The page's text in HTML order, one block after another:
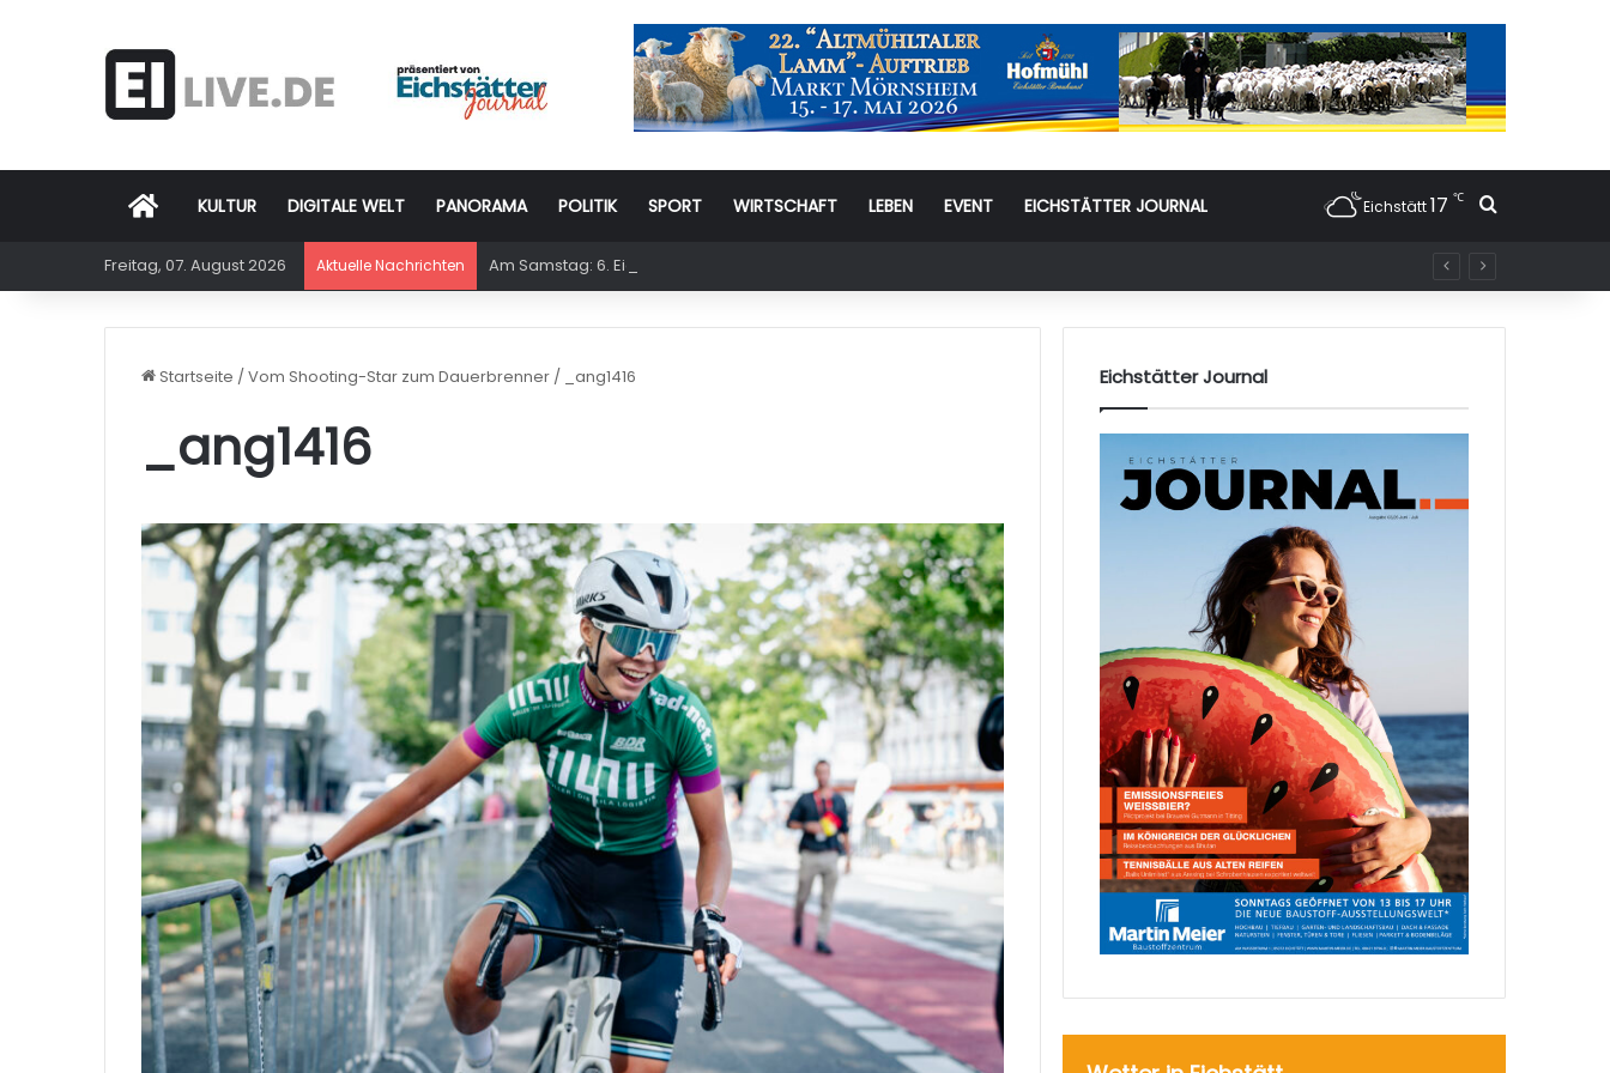
Startseite
KULTUR DIGITALE WELT PANORAMA POLITIK SPORT WIRTSCHAFT LEBEN EVENT EICHSTÄTTER JOURNAL Eichstätt17 ℃ Suchen
Freitag, 07. August 2026 Aktuelle Nachrichten Am Samstag: 6. Eichstätter Kinder- und Jugendtag – für ganze Familie
Startseite /Vom Shooting-Star zum Dauerbrenner / _ang1416
_ang1416
Eichstätter Journal